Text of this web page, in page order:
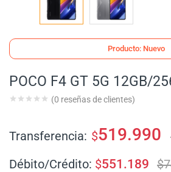
Producto: Nuevo
POCO F4 GT 5G 12GB/
(0 reseñas de clientes)
Transferencia: $519.990
Débito/Crédito: $551.189 $